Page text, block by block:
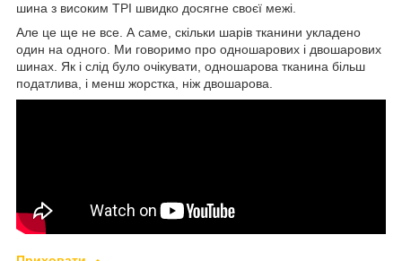
шина з високим TPI швидко досягне своєї межі.
Але це ще не все. А саме, скільки шарів тканини укладено
один на одного. Ми говоримо про одношарових і двошарових
шинах. Як і слід було очікувати, одношарова тканина більш
податлива, і менш жорстка, ніж двошарова.